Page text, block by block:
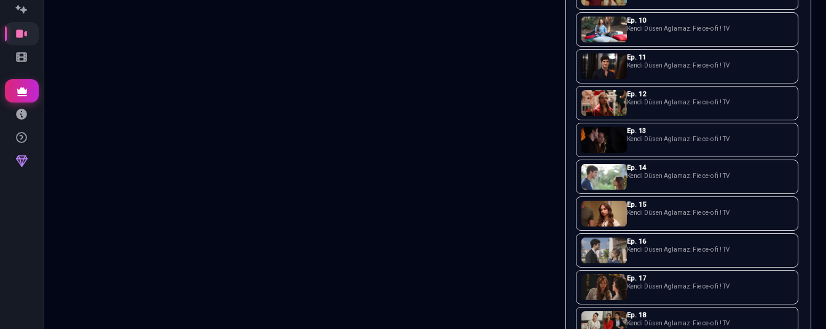
Ep. 10
Kendi Düsen Aglamaz: Fie ce-o fi ! TV
Ep. 11
Kendi Düsen Aglamaz: Fie ce-o fi ! TV
Ep. 12
Kendi Düsen Aglamaz: Fie ce-o fi ! TV
Ep. 13
Kendi Düsen Aglamaz: Fie ce-o fi ! TV
Ep. 14
Kendi Düsen Aglamaz: Fie ce-o fi ! TV
Ep. 15
Kendi Düsen Aglamaz: Fie ce-o fi ! TV
Ep. 16
Kendi Düsen Aglamaz: Fie ce-o fi ! TV
Ep. 17
Kendi Düsen Aglamaz: Fie ce-o fi ! TV
Ep. 18
Kendi Düsen Aglamaz: Fie ce-o fi ! TV